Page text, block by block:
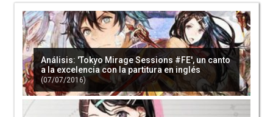
'Tokyo Mirage Sessions #FE' está vendiendo
menos de lo esperado en la eShop de
Norteamérica (10/07/2016)
ATLUS se olvida de traducir una parte de 'Shin
Análisis: 'Tokyo Mirage Sessions #FE', un canto
a la excelencia con la partitura en inglés
(07/07/2016)